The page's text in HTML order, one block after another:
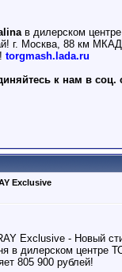
в дилерском центре
г. Москва, 88 км
torgmash.lada.ru
к нам в соц.
Exclusive
Exclusive - Новый
в дилерском центре
805 900 рублей!